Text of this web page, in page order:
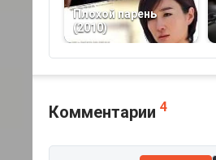
Плохой парень
(2010)
Комментарии 4